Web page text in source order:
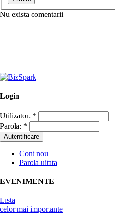
Nu exista comentarii
Login
Utilizator: *
Parola: *
Cont nou
Parola uitata
EVENIMENTE
Lista
celor mai importante